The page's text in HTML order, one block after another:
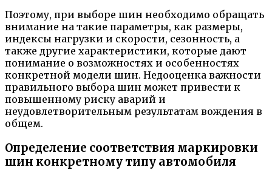
Поэтому, при выборе шин необходимо обращать
внимание на такие параметры, как размеры,
индексы нагрузки и скорости, сезонность, а
также другие характеристики, которые дают
понимание о возможностях и особенностях
конкретной модели шин. Недооценка важности
правильного выбора шин может привести к
повышенному риску аварий и
неудовлетворительным результатам вождения в
общем.
Определение соответствия маркировки
шин конкретному типу автомобиля